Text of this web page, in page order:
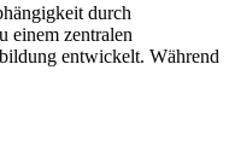
durch
einem zentralen
entwickelt. Während